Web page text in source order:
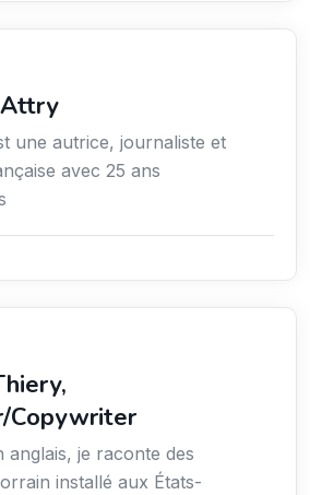
une autrice, journaliste et
avec 25 ans
Copywriter
anglais, je raconte des
installé aux États-